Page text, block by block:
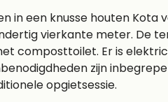
in een knusse houten
vierkante meter. De
composttoilet. Er is
zijn
opgietsessie.